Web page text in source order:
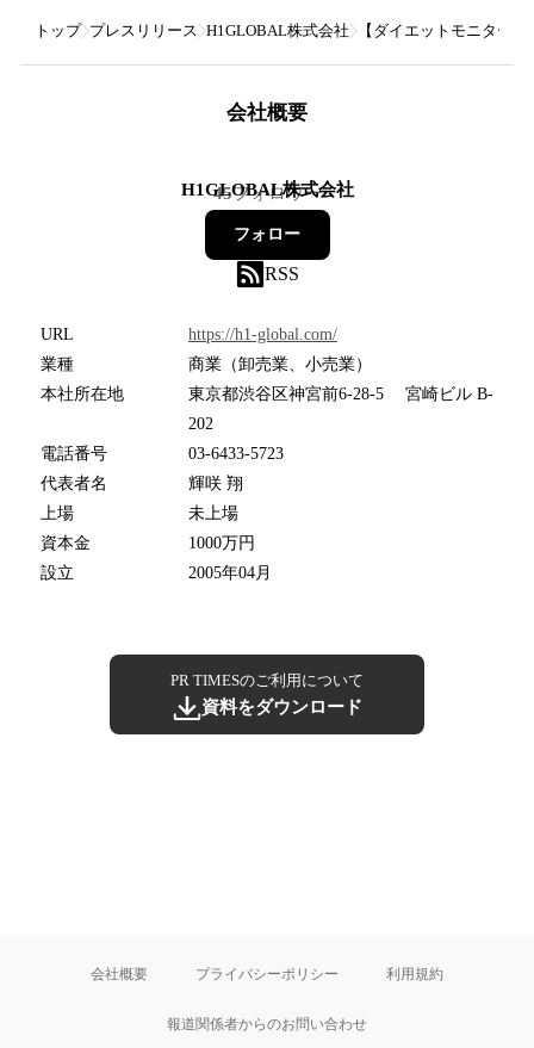
トップ プレスリリース H1GLOBAL株式会社 【ダイエットモニター
会社概要
H1GLOBAL株式会社
45フォロワー
フォロー
RSS
URL
https://h1-global.com/
業種
商業（卸売業、小売業）
本社所在地
東京都渋谷区神宮前6-28-5 宮崎ビル B-
202
電話番号
03-6433-5723
代表者名
輝咲 翔
上場
未上場
資本金
1000万円
設立
2005年04月
PR TIMESのご利用について
資料をダウンロード
会社概要 プライバシーポリシー 利用規約
報道関係者からのお問い合わせ